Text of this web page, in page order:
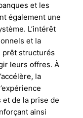
et les
également une
L’intérêt
et la
prêt structurés
leurs offres. À
la
de la prise de
ainsi